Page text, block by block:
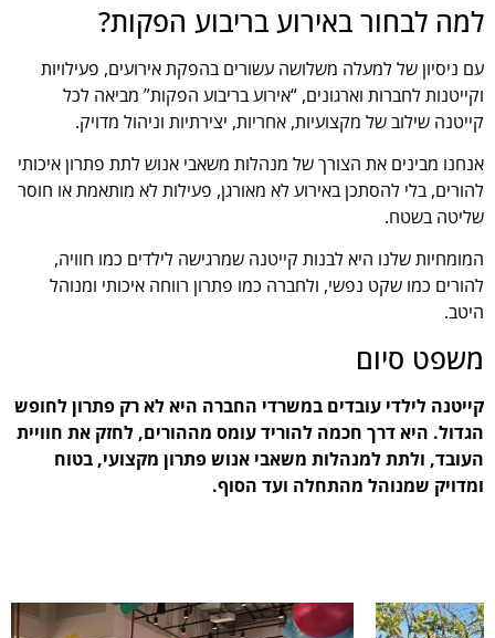
למה לבחור באירוע בריבוע הפקות?
עם ניסיון של למעלה משלושה עשורים בהפקת אירועים, פעילויות
וקייטנות לחברות וארגונים, “אירוע בריבוע הפקות” מביאה לכל
קייטנה שילוב של מקצועיות, אחריות, יצירתיות וניהול מדויק.
אנחנו מבינים את הצורך של מנהלות משאבי אנוש לתת פתרון איכותי
להורים, בלי להסתכן באירוע לא מאורגן, פעילות לא מותאמת או חוסר
שליטה בשטח.
המומחיות שלנו היא לבנות קייטנה שמרגישה לילדים כמו חוויה,
להורים כמו שקט נפשי, ולחברה כמו פתרון רווחה איכותי ומנוהל
היטב.
משפט סיום
קייטנה לילדי עובדים במשרדי החברה היא לא רק פתרון לחופש
הגדול. היא דרך חכמה להוריד עומס מההורים, לחזק את חוויית
העובד, ולתת למנהלות משאבי אנוש פתרון מקצועי, בטוח
ומדויק שמנוהל מהתחלה ועד הסוף.